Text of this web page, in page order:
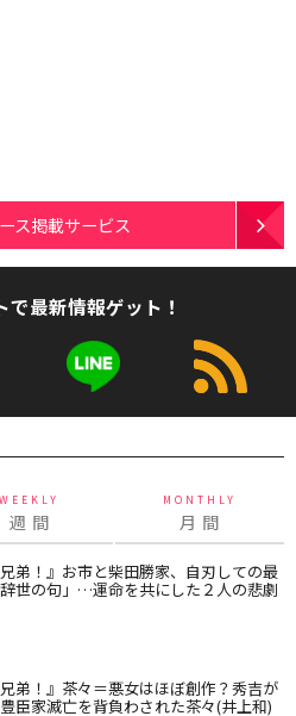
ス掲載サービス
で最新情報ゲット！
WEEKLY
週 間
MONTHLY
月 間
兄弟！』お市と柴田勝家、自刃しての最
世の句」…運命を共にした２人の悲劇
兄弟！』茶々＝悪女はほぼ創作？秀吉が
臣家滅亡を背負わされた茶々(井上和)